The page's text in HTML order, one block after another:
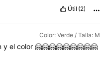
Útil (2)
Color: Verde / Talla: M
y el color 🤗🤗🤗🤗🤗🤗🤗🤗🤗